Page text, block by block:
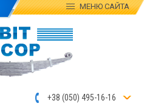
МЕНЮСАЙТА
+38 (050) 495-16-16